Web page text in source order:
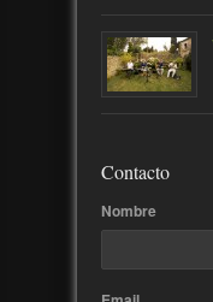
Contacto
Nombre